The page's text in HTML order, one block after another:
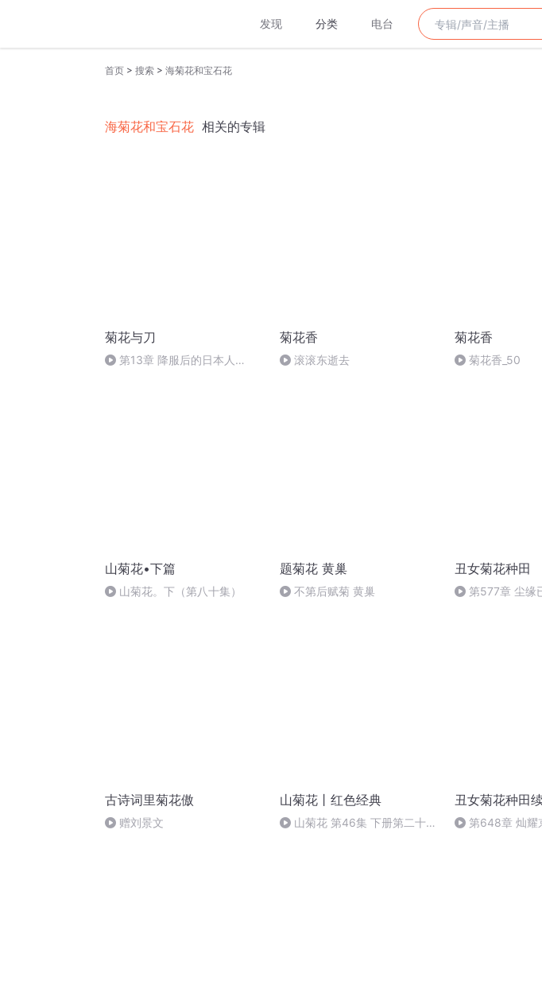
发现 分类 电台
首页 > 搜索 > 海菊花和宝石花
海菊花和宝石花 相关的专辑
菊花与刀
第13章 降服后的日本人
菊花香
滚滚东逝去
菊花香
菊花香_50
山菊花•下篇
山菊花。下（第八十集）
题菊花 黄巢
不第后赋菊 黄巢
丑女菊花种田
第577章 尘缘
古诗词里菊花傲
赠刘景文
山菊花丨红色经典
山菊花 第46集 下册第二十二
丑女菊花种田
第648章 灿耀